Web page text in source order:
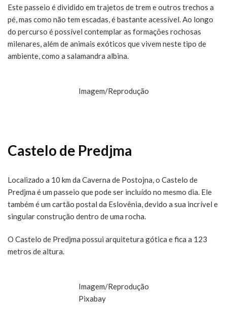
Este passeio é dividido em trajetos de trem e outros trechos a
pé, mas como não tem escadas, é bastante acessível. Ao longo
do percurso é possível contemplar as formações rochosas
milenares, além de animais exóticos que vivem neste tipo de
ambiente, como a salamandra albina.
Imagem/Reprodução
Castelo de Predjma
Localizado a 10 km da Caverna de Postojna, o Castelo de
Predjma é um passeio que pode ser incluído no mesmo dia. Ele
também é um cartão postal da Eslovênia, devido a sua incrível e
singular construção dentro de uma rocha.
O Castelo de Predjma possui arquitetura gótica e fica a 123
metros de altura.
Imagem/Reprodução
Pixabay